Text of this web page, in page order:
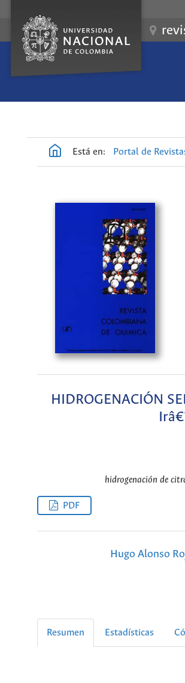
Está en: Portal de
HIDROGENACIÓN
hidrogenación de
PDF
Hugo Alonso
Resumen Estadísticas